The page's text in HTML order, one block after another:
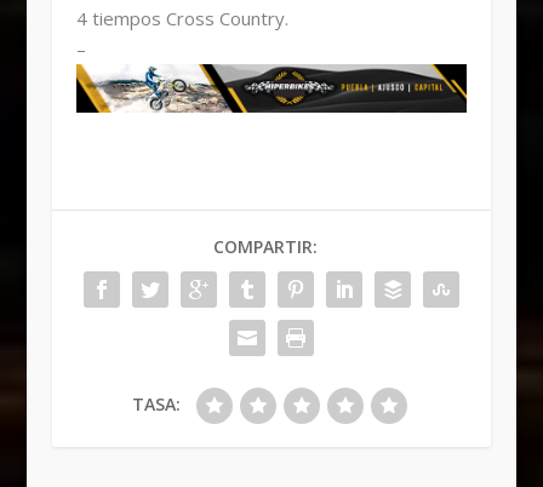
4 tiempos Cross Country.
–
COMPARTIR:
TASA: